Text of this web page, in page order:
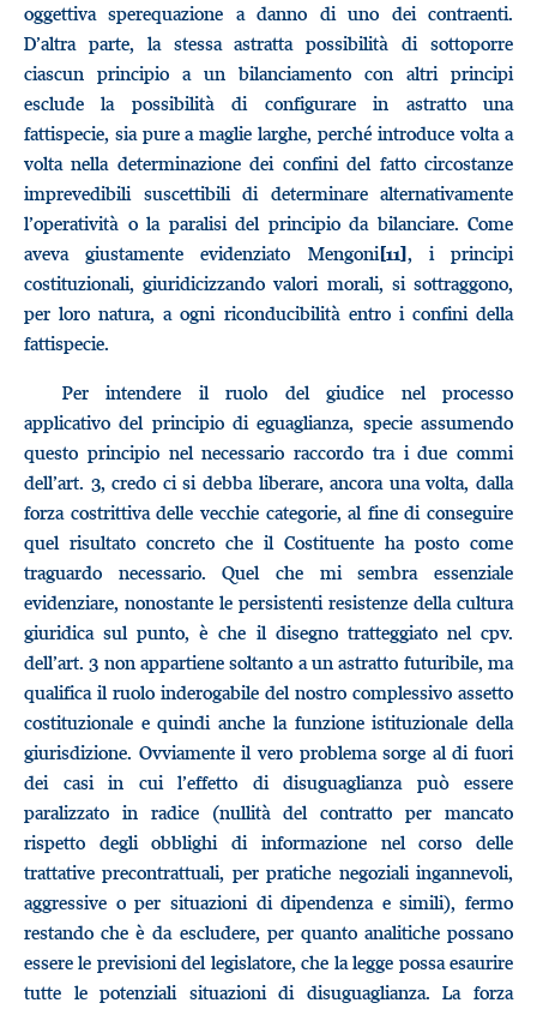
oggettiva sperequazione a danno di uno dei contraenti.
D’altra parte, la stessa astratta possibilità di sottoporre
ciascun principio a un bilanciamento con altri principi
esclude la possibilità di configurare in astratto una
fattispecie, sia pure a maglie larghe, perché introduce volta a
volta nella determinazione dei confini del fatto circostanze
imprevedibili suscettibili di determinare alternativamente
l’operatività o la paralisi del principio da bilanciare. Come
aveva giustamente evidenziato Mengoni[11], i principi
costituzionali, giuridicizzando valori morali, si sottraggono,
per loro natura, a ogni riconducibilità entro i confini della
fattispecie.
Per intendere il ruolo del giudice nel processo
applicativo del principio di eguaglianza, specie assumendo
questo principio nel necessario raccordo tra i due commi
dell’art. 3, credo ci si debba liberare, ancora una volta, dalla
forza costrittiva delle vecchie categorie, al fine di conseguire
quel risultato concreto che il Costituente ha posto come
traguardo necessario. Quel che mi sembra essenziale
evidenziare, nonostante le persistenti resistenze della cultura
giuridica sul punto, è che il disegno tratteggiato nel cpv.
dell’art. 3 non appartiene soltanto a un astratto futuribile, ma
qualifica il ruolo inderogabile del nostro complessivo assetto
costituzionale e quindi anche la funzione istituzionale della
giurisdizione. Ovviamente il vero problema sorge al di fuori
dei casi in cui l’effetto di disuguaglianza può essere
paralizzato in radice (nullità del contratto per mancato
rispetto degli obblighi di informazione nel corso delle
trattative precontrattuali, per pratiche negoziali ingannevoli,
aggressive o per situazioni di dipendenza e simili), fermo
restando che è da escludere, per quanto analitiche possano
essere le previsioni del legislatore, che la legge possa esaurire
tutte le potenziali situazioni di disuguaglianza. La forza